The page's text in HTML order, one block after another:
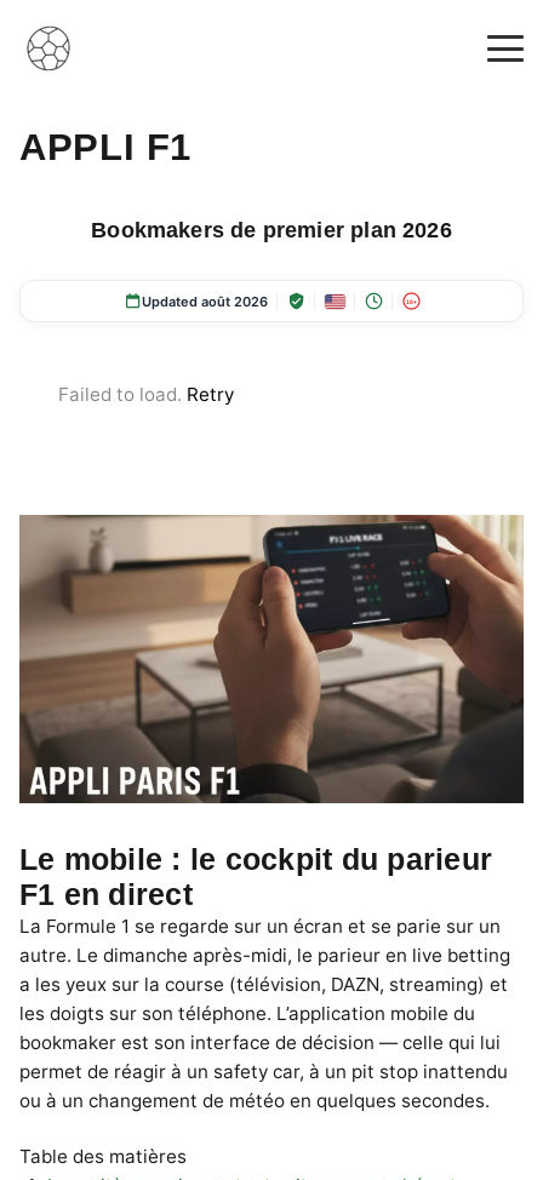
APPLI F1
Bookmakers de premier plan 2026
Updated août 2026 18+
Failed to load. Retry
Le mobile : le cockpit du parieur
F1 en direct
La Formule 1 se regarde sur un écran et se parie sur un
autre. Le dimanche après-midi, le parieur en live betting
a les yeux sur la course (télévision, DAZN, streaming) et
les doigts sur son téléphone. L’application mobile du
bookmaker est son interface de décision — celle qui lui
permet de réagir à un safety car, à un pit stop inattendu
ou à un changement de météo en quelques secondes.
Table des matières